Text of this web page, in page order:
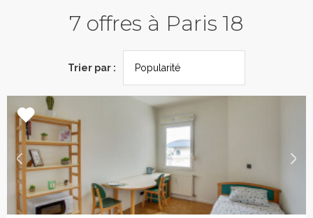
7 offres à Paris 18
Trier par :